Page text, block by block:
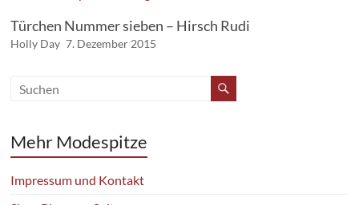
Türchen Nummer sieben – Hirsch Rudi
Holly Day 7. Dezember 2015
Mehr Modespitze
Impressum und Kontakt